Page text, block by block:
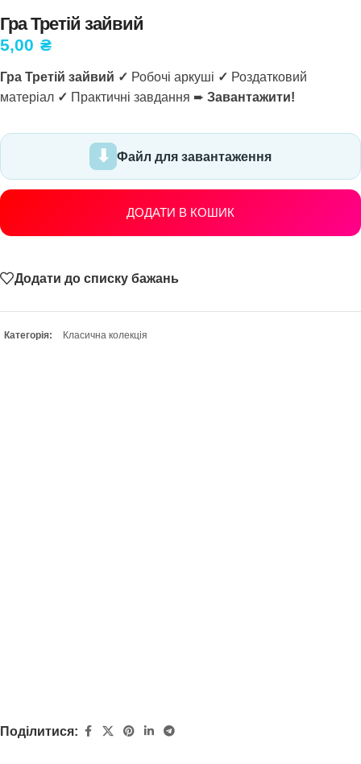
Гра Третій зайвий
5,00 ₴
Гра Третій зайвий ✓ Робочі аркуші ✓ Роздатковий
матеріал ✓ Практичні завдання ➨ Завантажити!
Файл для завантаження
ДОДАТИ В КОШИК
Додати до списку бажань
Категорія: Класична колекція
Поділитися: